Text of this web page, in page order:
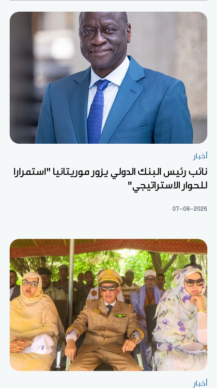
أخبار
نائب رئيس البنك الدولي يزور موريتانيا "استمرارا
للحوار الاستراتيجي"
07-08-2026
أخبار